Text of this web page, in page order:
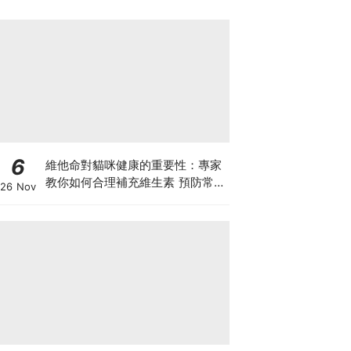
6
26 Nov
維他命對貓咪健康的重要性：專家
教你如何合理補充維生素 預防常見